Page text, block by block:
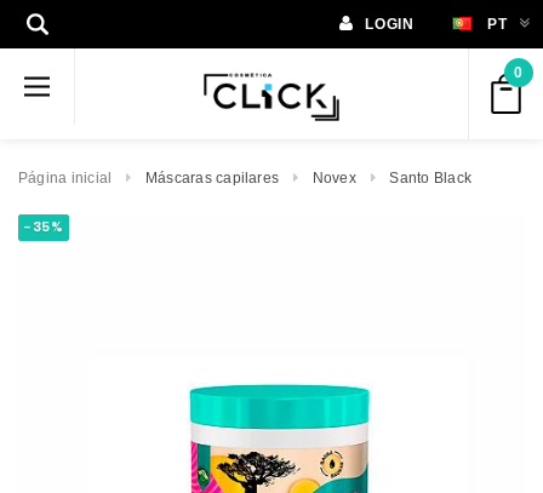
LOGIN PT
0
Página inicial Máscaras capilares Novex Santo Black
-35%